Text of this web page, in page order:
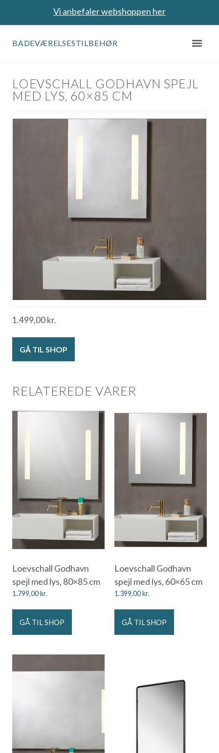
Vi anbefaler webshoppen her
BADEVÆRELSESTILBEHØR
LOEVSCHALL GODHAVN SPEJL
MED LYS, 60×85 CM
1.499,00kr.
GÅ TIL SHOP
RELATEREDE VARER
Loevschall Godhavn
spejl med lys, 80×85 cm
1.799,00kr.
GÅ TIL SHOP
Loevschall Godhavn
spejl med lys, 60×65 cm
1.399,00kr.
GÅ TIL SHOP